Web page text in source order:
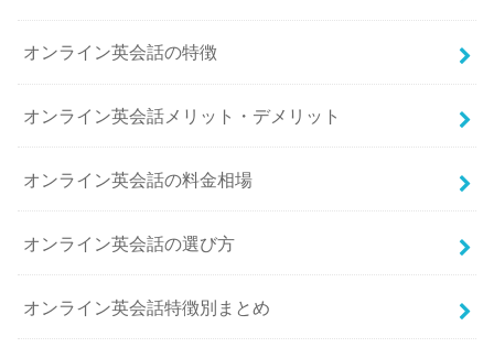
オンライン英会話の特徴
オンライン英会話メリット・デメリット
オンライン英会話の料金相場
オンライン英会話の選び方
オンライン英会話特徴別まとめ